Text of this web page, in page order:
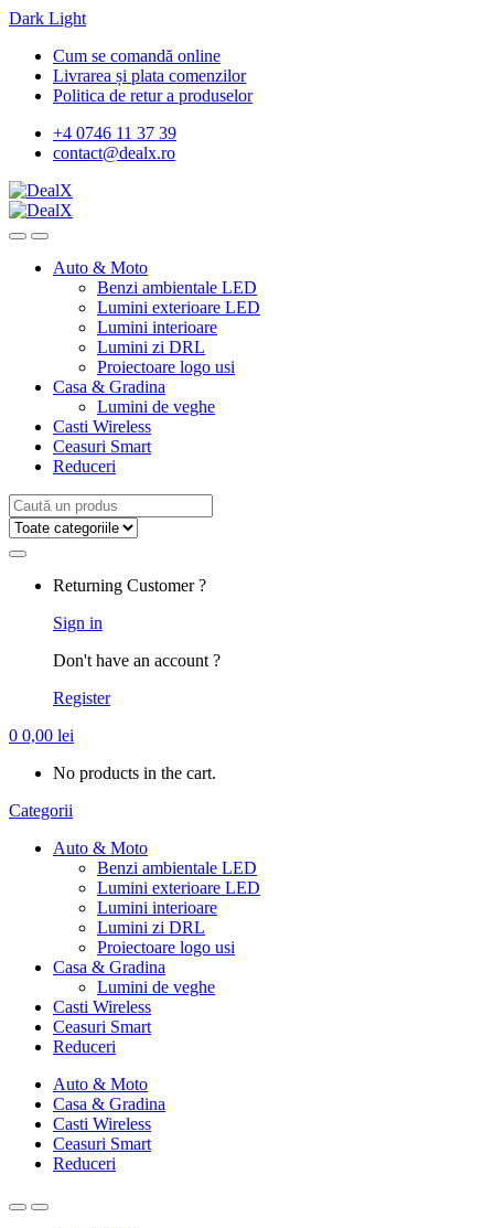
Dark Light
Skip
navigation
Skip
content
Cum se comandă online
Livrarea și plata comenzilor
Politica de retur a produselor
+4 0746 11 37 39
contact@dealx.ro
Auto & Moto
Benzi ambientale LED
Lumini exterioare LED
Lumini interioare
Lumini zi DRL
Proiectoare logo usi
Casa & Gradina
Lumini de veghe
Casti Wireless
Ceasuri Smart
Reduceri
Search
for:
Returning Customer ?
Sign in
Don't have an account ?
Register
0 0,00 lei
No products in the cart.
Categorii
Auto & Moto
Benzi ambientale LED
Lumini exterioare LED
Lumini interioare
Lumini zi DRL
Proiectoare logo usi
Casa & Gradina
Lumini de veghe
Casti Wireless
Ceasuri Smart
Reduceri
Auto & Moto
Casa & Gradina
Casti Wireless
Ceasuri Smart
Reduceri